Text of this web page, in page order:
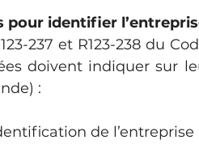
pour identifier
237 et R123-238 du
doivent indiquer sur
:
de